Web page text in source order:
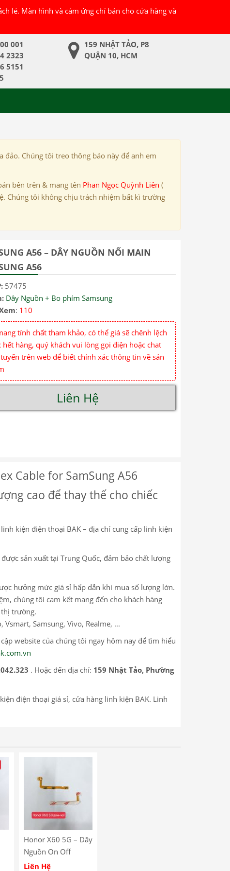
lẻ. Màn hình và cảm ứng chỉ bán cho cửa hàng và
001
2323
5151
159 NHẬT TẢO, P8
QUẬN 10, HCM
đảo. Chúng tôi treo thông báo này để anh em
bên trên & mang tên Phan Ngọc Quỳnh Liên (
Chúng tôi không chịu trách nhiệm bất kì trường
A56 – DÂY NGUỒN NỐI MAIN
A56
57475
Dây Nguồn + Bo phím Samsung
: 110
tính chất tham khảo, có thể giá sẽ chênh lệch
hết hàng, quý khách vui lòng gọi điện hoặc chat
trên web để biết chính xác thông tin về sản
Liên Hệ
Cable for SamSung A56
cao để thay thế cho chiếc
kiện điện thoại BAK – địa chỉ cung cấp linh kiện
được sản xuất tại Trung Quốc, đảm bảo chất lượng
hưởng mức giá sỉ hấp dẫn khi mua số lượng lớn.
chúng tôi cam kết mang đến cho khách hàng
trường.
Samsung, Vivo, Realme, ...
website của chúng tôi ngay hôm nay để tìm hiểu
. Hoặc đến địa chỉ: 159 Nhật Tảo, Phường
điện thoại giá sỉ, cửa hàng linh kiện BAK. Linh
Honor X60 5G – Dây
Nguồn On Off
Volum Huawei
Liên Hệ